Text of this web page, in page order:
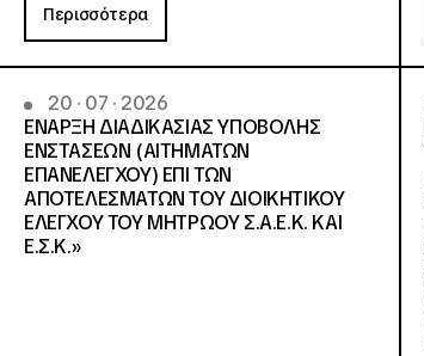
Περισσότερα
20 · 07 · 2026
ΕΝΑΡΞΗ ΔΙΑΔΙΚΑΣΙΑΣ ΥΠΟΒΟΛΗΣ
ΕΝΣΤΑΣΕΩΝ (ΑΙΤΗΜΑΤΩΝ
ΕΠΑΝΕΛΕΓΧΟΥ) ΕΠΙ ΤΩΝ
ΑΠΟΤΕΛΕΣΜΑΤΩΝ ΤΟΥ ΔΙΟΙΚΗΤΙΚΟΥ
ΕΛΕΓΧΟΥ ΤΟΥ ΜΗΤΡΩΟΥ Σ.Α.Ε.Κ. ΚΑΙ
Ε.Σ.Κ.»